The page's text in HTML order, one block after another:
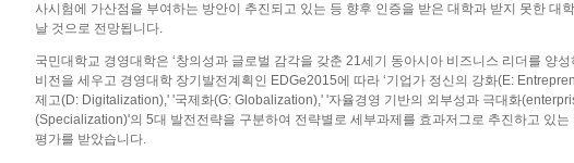
사시험에 가산점을 부여하는 방안이 추진되고 있는 등 향후 인증을 받은 대학과 받지 못한 대
날 것으로 전망됩니다.
국민대학교 경영대학은 ‘창의성과 글로벌 감각을 갖춘 21세기 동아시아 비즈니스 리더를 양성
비전을 세우고 경영대학 장기발전계획인 EDGe2015에 따라 ‘기업가 정신의 강화(E:
제고(D: Digitalization),' '국제화(G: Globalization),' '자율경영 기반의 외부성과 극대화
(Specialization)'의 5대 발전전략을 구분하여 전략별로 세부과제를 효과저그로 추진하고 있는
평가를 받았습니다.